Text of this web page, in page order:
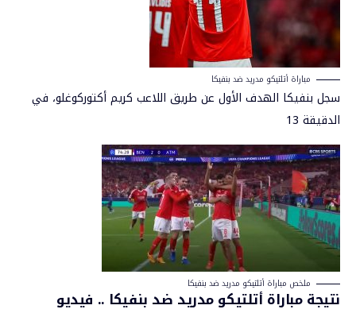
مباراة أتلتيكو مدريد ضد بنفيكا
سجل بنفيكا الهدف الأول عن طريق اللاعب كريم أكتوركوغلو، في
الدقيقة 13
ملخص مباراة أتلتيكو مدريد ضد بنفيكا
نتيجة مباراة أتلتيكو مدريد ضد بنفيكا .. فيديو